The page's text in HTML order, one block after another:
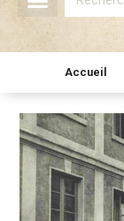
Accueil